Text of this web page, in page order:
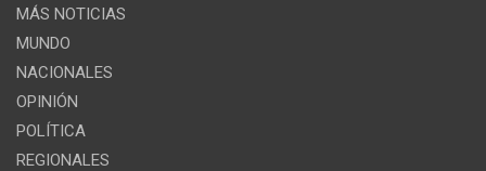
MÁS NOTICIAS
MUNDO
NACIONALES
OPINIÓN
POLÍTICA
REGIONALES